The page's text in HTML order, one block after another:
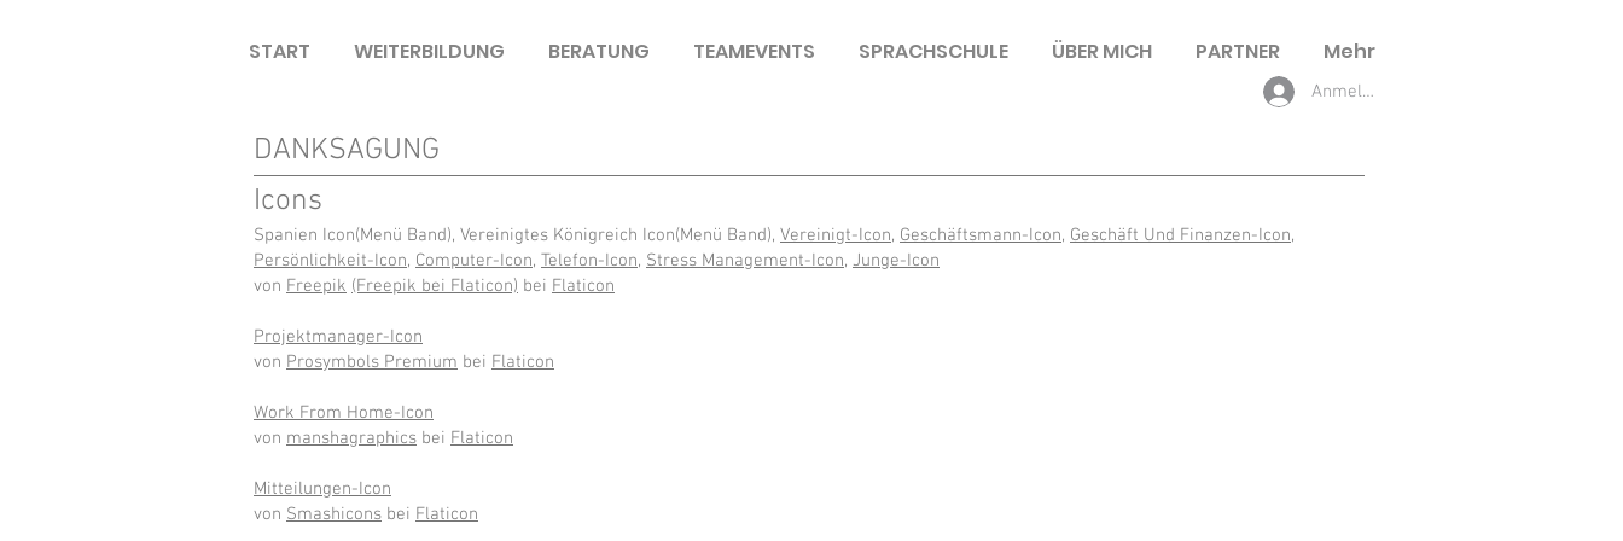
START WEITERBILDUNG BERATUNG TEAMEVENTS SPRACHSCHULE ÜBER MICH PARTNER Mehr
Anmelden
DANKSAGUNG
Icons
Spanien Icon(Menü Band), Vereinigtes Königreich Icon(Menü Band), Vereinigt-Icon, Geschäftsmann-Icon, Geschäft Und Finanzen-Icon,
Persönlichkeit-Icon, Computer-Icon, Telefon-Icon, Stress Management-Icon, Junge-Icon
von Freepik (Freepik bei Flaticon) bei Flaticon
Projektmanager-Icon
von Prosymbols Premium bei Flaticon
Work From Home-Icon
von manshagraphics bei Flaticon
Mitteilungen-Icon
von Smashicons bei Flaticon